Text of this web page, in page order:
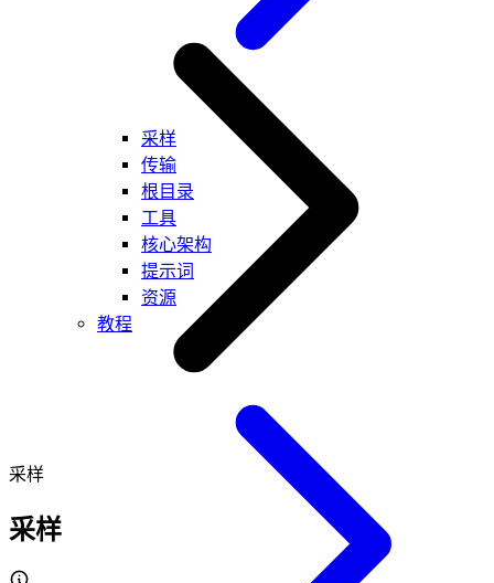
采样
传输
根目录
工具
核心架构
提示词
资源
教程
采样
采样